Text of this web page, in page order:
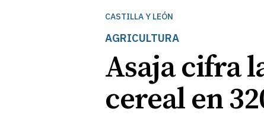
CASTILLA Y LEÓN
AGRICULTURA
Asaja cifra
cereal en